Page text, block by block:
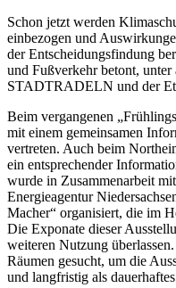
Schon jetzt werden
einbezogen und
der Entscheidungsfindung
und Fußverkehr betont,
STADTRADELN und der
Beim vergangenen
mit einem gemeinsamen
vertreten. Auch beim
ein entsprechender
wurde in Zusammenarbeit
Energieagentur
Macher“ organisiert, die im
Die Exponate dieser
weiteren Nutzung
Räumen gesucht, um die
und langfristig als